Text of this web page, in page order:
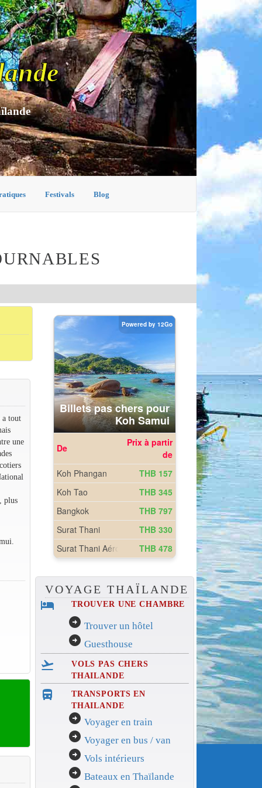
Festivals Blog
a tout
une
plus
VOYAGE THAÏLANDE
hotel TROUVER UNE CHAMBRE
arrow_circle_right Trouver un hôtel
arrow_circle_right Guesthouse
flight_takeoff
VOLS PAS CHERS
THAILANDE
directions_bus_filled
TRANSPORTS EN
THAILANDE
arrow_circle_right Voyager en train
arrow_circle_right Voyager en bus / van
arrow_circle_right Vols intérieurs
arrow_circle_right Bateaux en Thaïlande